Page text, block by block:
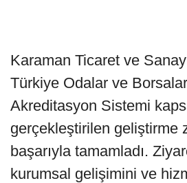
Karaman Ticaret ve
Türkiye Odalar ve
Akreditasyon Sistemi
gerçekleştirilen geliştirme
başarıyla tamamladı.
kurumsal gelişimini ve